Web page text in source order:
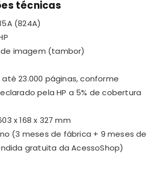
técnicas
(824A)
de imagem (tambor)
até 23.000 páginas, conforme
pela HP a 5% de cobertura
x 168 x 327 mm
(3 meses de fábrica + 9 meses de
gratuita da AcessoShop)